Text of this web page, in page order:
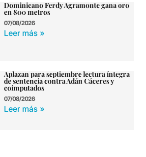
Dominicano Ferdy Agramonte gana oro
en 800 metros
07/08/2026
Leer más »
Aplazan para septiembre lectura íntegra
de sentencia contra Adán Cáceres y
coimputados
07/08/2026
Leer más »